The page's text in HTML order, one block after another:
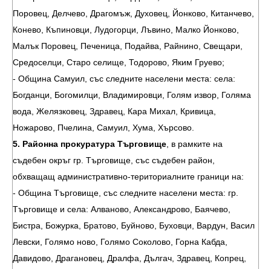
Поровец, Делчево, Драгомъж, Духовец, Йонково, Китанчево,
Конево, Къпиновци, Лудогорци, Лъвино, Малко Йонково,
Малък Поровец, Печеница, Подайва, Райнино, Свещари,
Средоселци, Старо селище, Тодорово, Яким Груево;
- Община Самуил, със следните населени места: села:
Богданци, Богомилци, Владимировци, Голям извор, Голяма
вода, Желязковец, Здравец, Кара Михал, Кривица,
Ножарово, Пчелина, Самуил, Хума, Хърсово.
5. Районна прокуратура Търговище , в рамките на
съдебен окръг гр. Търговище, със съдебен район,
обхващащ административно-териториалните граници на:
- Община Търговище, със следните населени места: гр.
Търговище и села: Алваново, Александрово, Баячево,
Бистра, Божурка, Братово, Буйново, Буховци, Вардун, Васил
Левски, Голямо ново, Голямо Соколово, Горна Кабда,
Давидово, Драгановец, Дралфа, Дългач, Здравец, Копрец,